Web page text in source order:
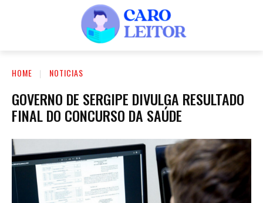
HOME NOTICIAS
GOVERNO DE SERGIPE DIVULGA RESULTADO
FINAL DO CONCURSO DA SAÚDE